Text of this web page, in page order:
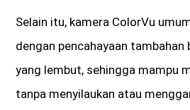
Selain itu, kamera ColorVu
dengan pencahayaan tambahan
yang lembut, sehingga mampu
tanpa menyilaukan atau